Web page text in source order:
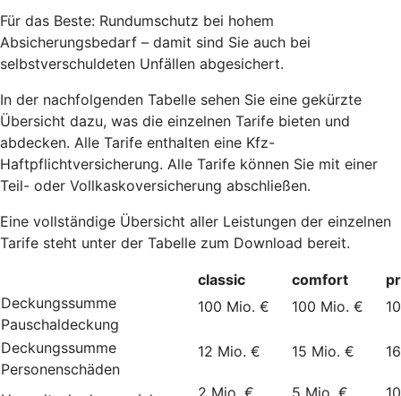
Für das Beste: Rundumschutz bei hohem
Absicherungsbedarf – damit sind Sie auch bei
selbstverschuldeten Unfällen abgesichert.
In der nachfolgenden Tabelle sehen Sie eine gekürzte
Übersicht dazu, was die einzelnen Tarife bieten und
abdecken. Alle Tarife enthalten eine Kfz-
Haftpflichtversicherung. Alle Tarife können Sie mit einer
Teil- oder Vollkaskoversicherung abschließen.
Eine vollständige Übersicht aller Leistungen der einzelnen
Tarife steht unter der Tabelle zum Download bereit.
classic comfort
Deckungssumme
Pauschaldeckung
100 Mio. € 100 Mio. €
Deckungssumme
Personenschäden
12 Mio. € 15 Mio. €
2 Mio. € 5 Mio. €